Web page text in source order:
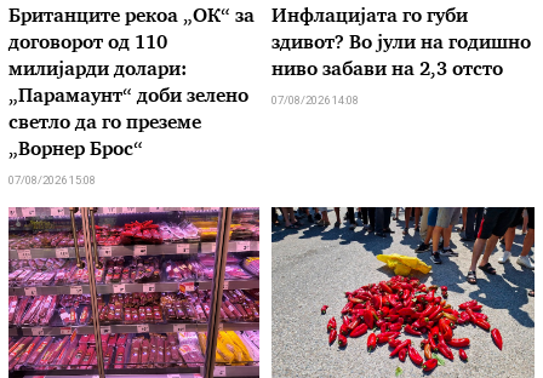
Британците рекоа „ОК“ за
договорот од 110
милијарди долари:
„Парамаунт“ доби зелено
светло да го преземе
„Ворнер Брос“
07/08/2026 15:08
Инфлацијата го губи
здивот? Во јули на годишно
ниво забави на 2,3 отсто
07/08/2026 14:08